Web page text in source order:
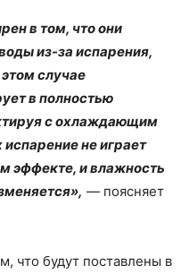
в том, что они
из-за испарения,
случае
в полностью
с охлаждающим
не играет
эффекте, и влажность
— поясняет
что будут поставлены в